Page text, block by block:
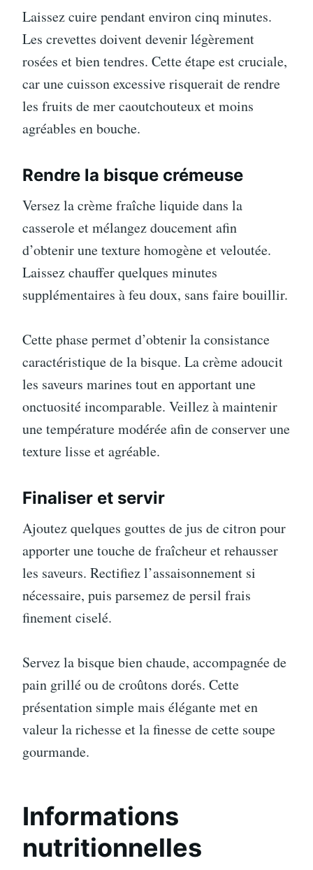
Laissez cuire pendant environ cinq minutes.
Les crevettes doivent devenir légèrement
rosées et bien tendres. Cette étape est cruciale,
car une cuisson excessive risquerait de rendre
les fruits de mer caoutchouteux et moins
agréables en bouche.
Rendre la bisque crémeuse
Versez la crème fraîche liquide dans la
casserole et mélangez doucement afin
d’obtenir une texture homogène et veloutée.
Laissez chauffer quelques minutes
supplémentaires à feu doux, sans faire bouillir.
Cette phase permet d’obtenir la consistance
caractéristique de la bisque. La crème adoucit
les saveurs marines tout en apportant une
onctuosité incomparable. Veillez à maintenir
une température modérée afin de conserver une
texture lisse et agréable.
Finaliser et servir
Ajoutez quelques gouttes de jus de citron pour
apporter une touche de fraîcheur et rehausser
les saveurs. Rectifiez l’assaisonnement si
nécessaire, puis parsemez de persil frais
finement ciselé.
Servez la bisque bien chaude, accompagnée de
pain grillé ou de croûtons dorés. Cette
présentation simple mais élégante met en
valeur la richesse et la finesse de cette soupe
gourmande.
Informations
nutritionnelles